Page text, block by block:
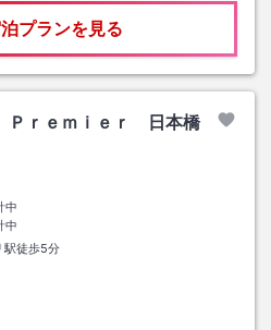
プランを見る
ｒｅｍｉｅｒ 日本橋
中
中
駅徒歩5分